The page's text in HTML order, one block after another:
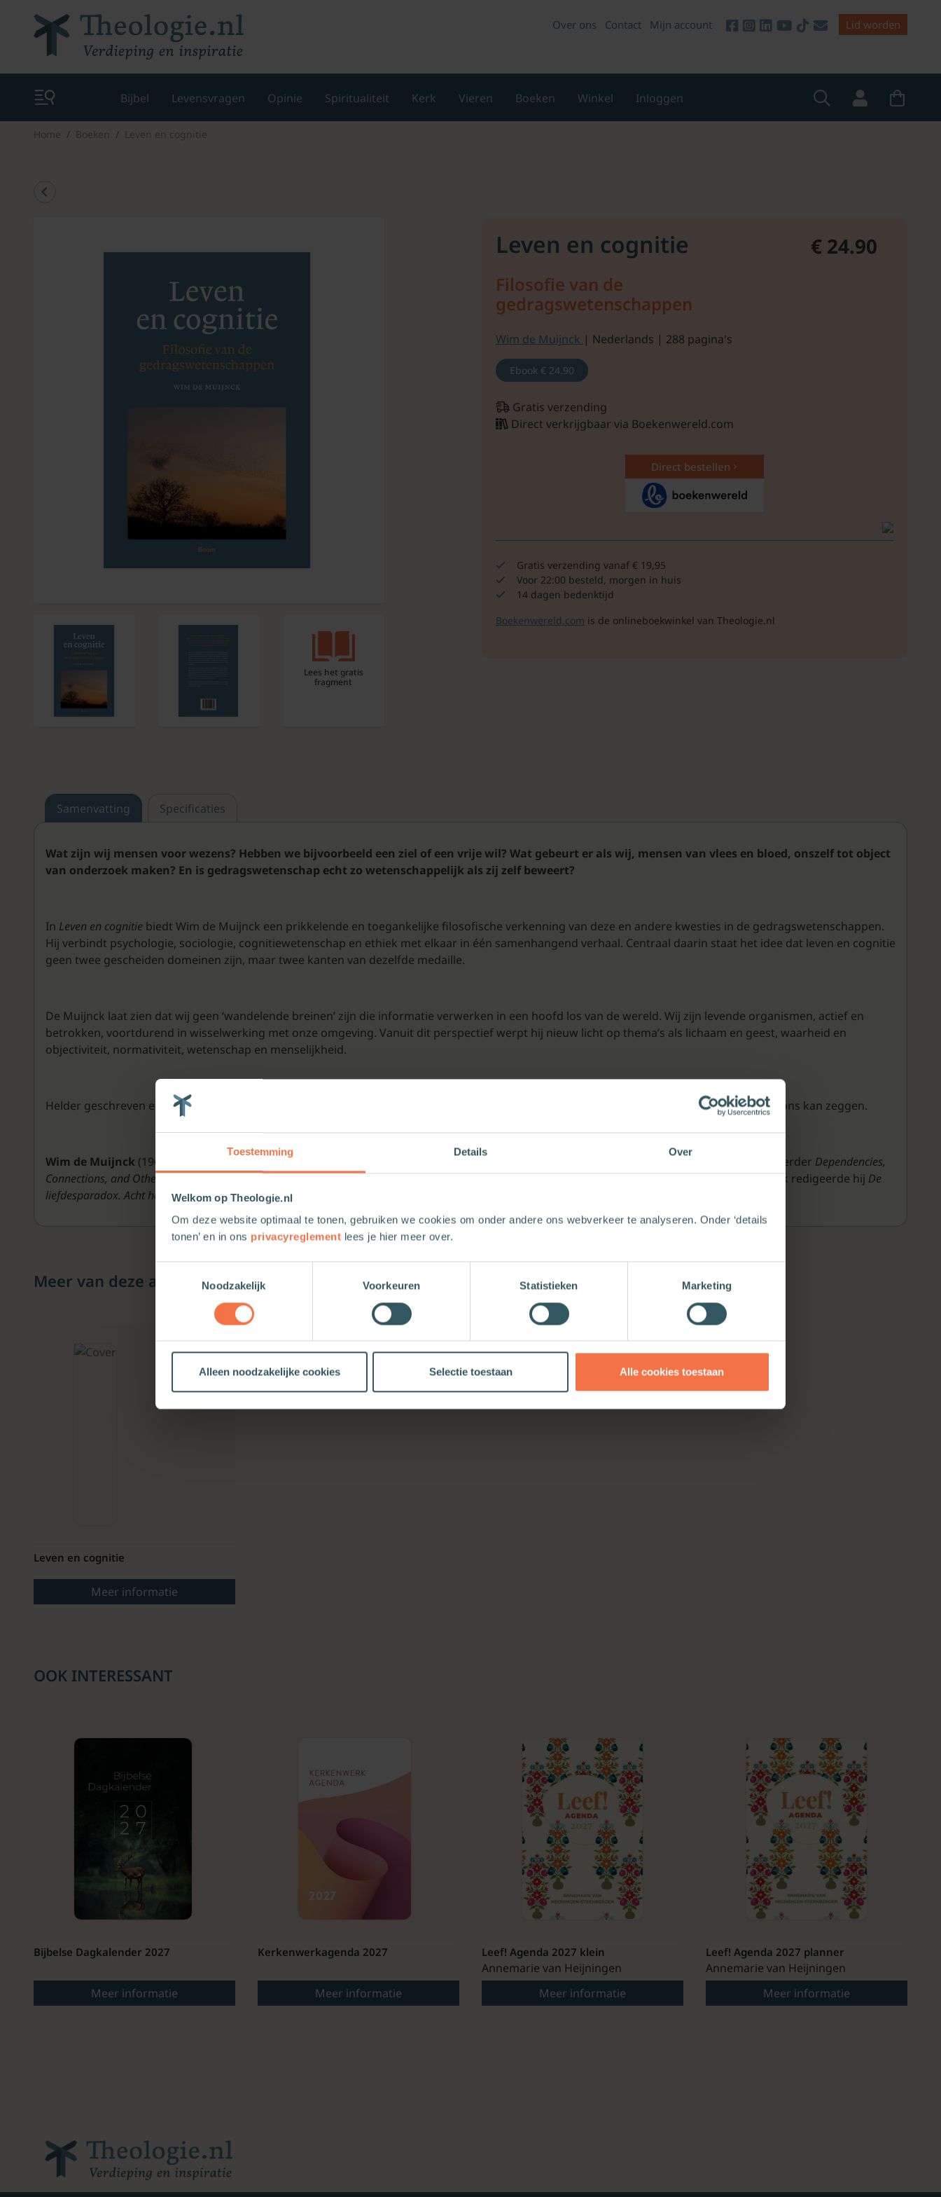
Toestemming Details Over
Welkom op Theologie.nl
Om deze website optimaal te tonen, gebruiken we cookies om onder andere ons webverkeer te analyseren. Onder ‘details
tonen’ en in ons privacyreglement lees je hier meer over.
Noodzakelijk
Voorkeuren Statistieken Marketing
Alleen noodzakelijke cookies Selectie toestaan Alle cookies toestaan
Over ons Contact Mijn account Lid worden
Bijbel Levensvragen Opinie Spiritualiteit Kerk Vieren Boeken Winkel Inloggen
Home Boeken Leven en cognitie
Lees het gratis
fragment
Leven en cognitie
Filosofie van de
gedragswetenschappen
€ 24.90
Wim de Muijnck | Nederlands | 288 pagina's
Ebook € 24.90
Gratis verzending
Direct verkrijgbaar via Boekenwereld.com
Direct bestellen
Gratis verzending vanaf € 19,95
Voor 22:00 besteld, morgen in huis
14 dagen bedenktijd
Boekenwereld.com is de onlineboekwinkel van Theologie.nl
Samenvatting Specificaties
Wat zijn wij mensen voor wezens? Hebben we bijvoorbeeld een ziel of een vrije wil? Wat gebeurt er als wij, mensen van vlees en bloed, onszelf tot object
van onderzoek maken? En is gedragswetenschap echt zo wetenschappelijk als zij zelf beweert?
In Leven en cognitie biedt Wim de Muijnck een prikkelende en toegankelijke filosofische verkenning van deze en andere kwesties in de gedragswetenschappen.
Hij verbindt psychologie, sociologie, cognitiewetenschap en ethiek met elkaar in één samenhangend verhaal. Centraal daarin staat het idee dat leven en cognitie
geen twee gescheiden domeinen zijn, maar twee kanten van dezelfde medaille.
De Muijnck laat zien dat wij geen ‘wandelende breinen’ zijn die informatie verwerken in een hoofd los van de wereld. Wij zijn levende organismen, actief en
betrokken, voortdurend in wisselwerking met onze omgeving. Vanuit dit perspectief werpt hij nieuw licht op thema’s als lichaam en geest, waarheid en
objectiviteit, normativiteit, wetenschap en menselijkheid.
Helder geschreven en rijk aan voorbeelden nodigt uit om opnieuw na te denken over wie wij zijn, en wat wetenschap over ons kan zeggen.
Wim de Muijnck (1964) is als docent verbonden aan de Faculteit der Sociale Wetenschappen van de Radboud Universiteit. Hij publiceerde eerder Dependencies,
Connections, and Other Relations. A Theory of Mental Causation(Springer, 2003) en diverse artikelen over cognitie, wetenschap en zingeving. Ook redigeerde hij De
liefdesparadox. Acht hedendaagse filosofen over de liefde
Meer van deze auteur
Leven en cognitie
Meer informatie
OOK INTERESSANT
Bijbelse Dagkalender 2027
Meer informatie
Kerkenwerkagenda 2027
Meer informatie
Leef! Agenda 2027 klein
Annemarie van Heijningen
Meer informatie
Leef! Agenda 2027 planner
Annemarie van Heijningen
Meer informatie